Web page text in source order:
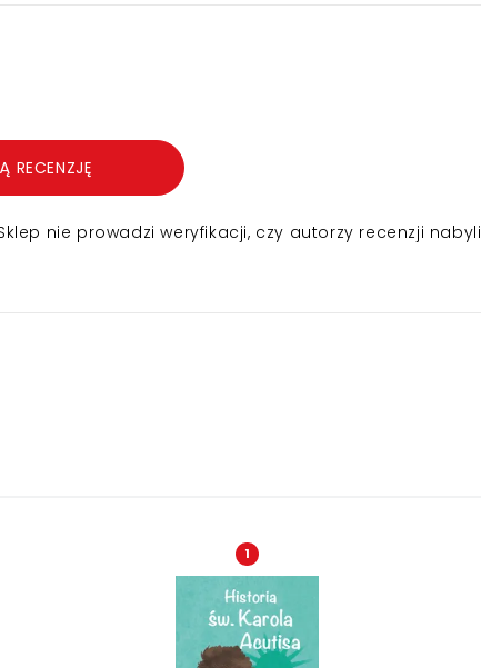
RECENZJĘ
nie prowadzi weryfikacji, czy autorzy recenzji nabyli
1